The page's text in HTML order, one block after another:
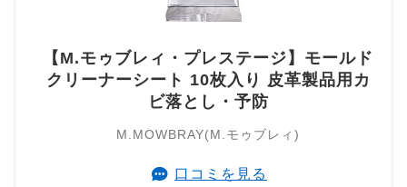
【M.モゥブレィ・プレステージ】モールド
クリーナーシート 10枚入り 皮革製品用カ
ビ落とし・予防
M.MOWBRAY(M.モゥブレィ)
口コミを見る